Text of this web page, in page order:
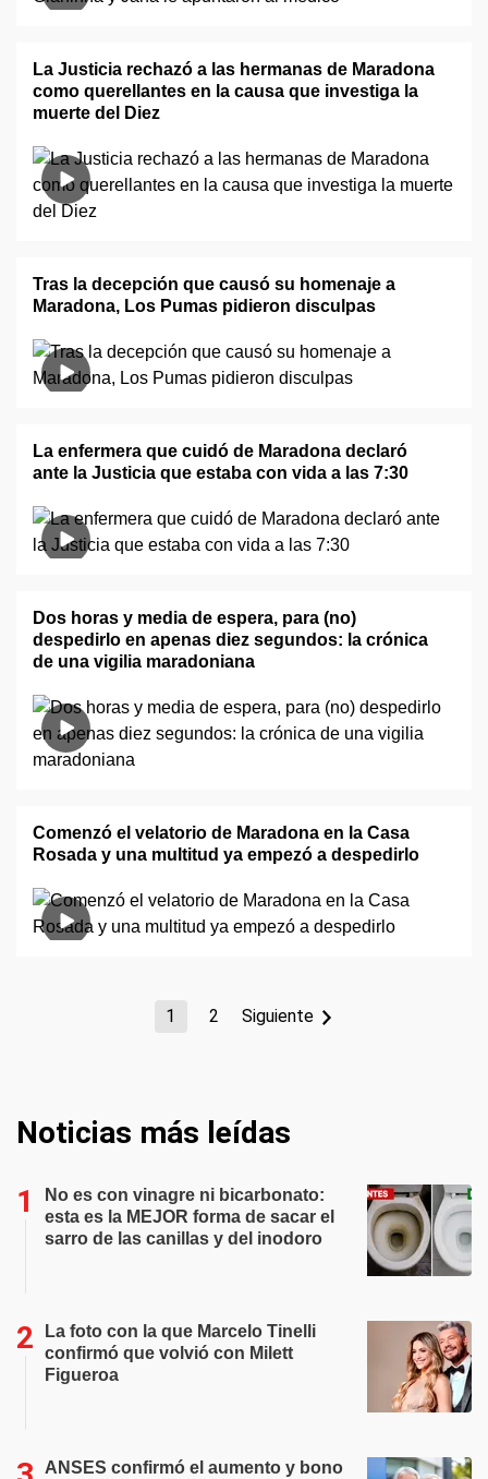
La Justicia rechazó a las hermanas de Maradona
como querellantes en la causa que investiga la
muerte del Diez
Tras la decepción que causó su homenaje a
Maradona, Los Pumas pidieron disculpas
La enfermera que cuidó de Maradona declaró
ante la Justicia que estaba con vida a las 7:30
Dos horas y media de espera, para (no)
despedirlo en apenas diez segundos: la crónica
de una vigilia maradoniana
Comenzó el velatorio de Maradona en la Casa
Rosada y una multitud ya empezó a despedirlo
1 2 Siguiente
Noticias más leídas
No es con vinagre ni bicarbonato:
esta es la MEJOR forma de sacar el
sarro de las canillas y del inodoro
La foto con la que Marcelo Tinelli
confirmó que volvió con Milett
Figueroa
ANSES confirmó el aumento y bono